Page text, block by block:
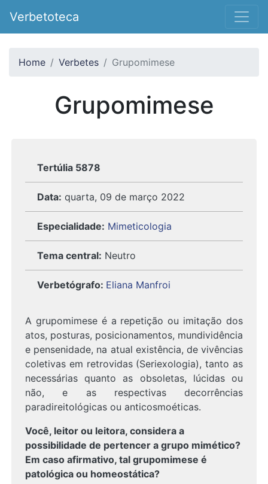
Verbetoteca
Home Verbetes Grupomimese
Grupomimese
Tertúlia 5878
Data: quarta, 09 de março 2022
Especialidade: Mimeticologia
Tema central: Neutro
Verbetógrafo: Eliana Manfroi
A grupomimese é a repetição ou imitação dos
atos, posturas, posicionamentos, mundividência
e pensenidade, na atual existência, de vivências
coletivas em retrovidas (Seriexologia), tanto as
necessárias quanto as obsoletas, lúcidas ou
não, e as respectivas decorrências
paradireitológicas ou anticosmoéticas.
Você, leitor ou leitora, considera a
possibilidade de pertencer a grupo mimético?
Em caso afirmativo, tal grupomimese é
patológica ou homeostática?